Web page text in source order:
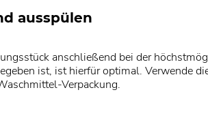
ausspülen
anschließend bei der
ist, ist hierfür optimal. Verwende
Verpackung.